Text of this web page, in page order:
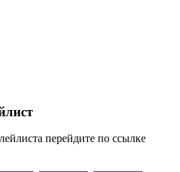
перейдите по ссылке